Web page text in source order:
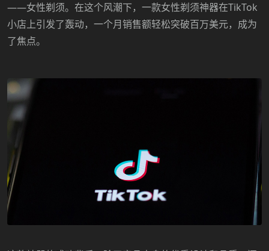
——女性剃须。在这个风潮下，一款女性剃须神器在TikTok
小店上引发了轰动，一个月销售额轻松突破百万美元，成为
了焦点。